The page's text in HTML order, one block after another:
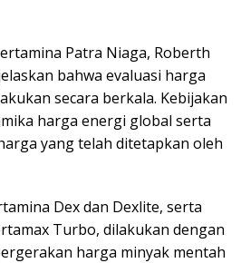
Patra Niaga, Roberth
bahwa evaluasi harga
secara berkala. Kebijakan
harga energi global serta
yang telah ditetapkan oleh
Dex dan Dexlite, serta
Turbo, dilakukan dengan
harga minyak mentah